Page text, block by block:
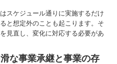
スケジュール通りに実施するだけ
と想定外のことも起こります。そ
見直し、変化に対応する必要があ
な事業承継と事業の存